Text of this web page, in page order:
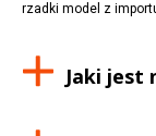
rzadki model z
Jaki jest